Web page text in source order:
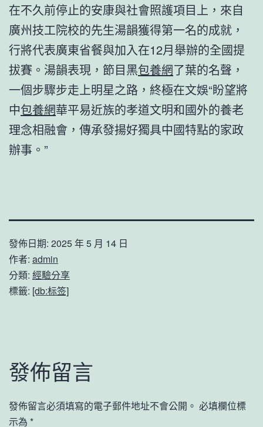
在不久前停止的安康與社會照護項目上，來自
廣州技工院校的先生湯韻獲得第一名的成就，
行將代表廣東省餐與加入在12月舉辦的全國提
拔賽。湯韻表現，節目黑包養網了葉的名聲，
一個步驟步走上明星之路，終極在文娛“盼望將
中包養網華平易近族的孝道文明和國外的養老
理念相融會，傳承發揚好獨具中國特點的家政
辦事。”
發佈日期: 2025 年 5 月 14 日
作者: admin
分類: 經驗分享
標籤: [db:标签]
發佈留言
發佈留言必須填寫的電子郵件地址不會公開。 必填欄位標
示為 *